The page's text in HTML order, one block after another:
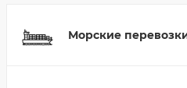
Морские